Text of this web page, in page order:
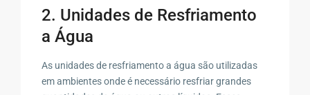
2. Unidades de Resfriamento
a Água
As unidades de resfriamento a água são utilizadas
em ambientes onde é necessário resfriar grandes